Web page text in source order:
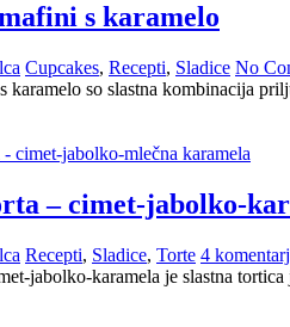
s karamelo
Cupcakes, Recepti, Sladice No
karamelo so slastna kombinacija
– cimet-jabolko-
Recepti, Sladice, Torte 4
jabolko-karamela je slastna